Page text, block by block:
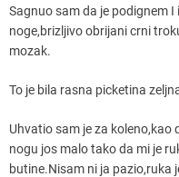
Sagnuo sam da je podignem
noge,brizljivo obrijani crni
mozak.
To je bila rasna picketina
Uhvatio sam je za koleno,kao
nogu jos malo tako da mi je
butine.Nisam ni ja pazio,ruka